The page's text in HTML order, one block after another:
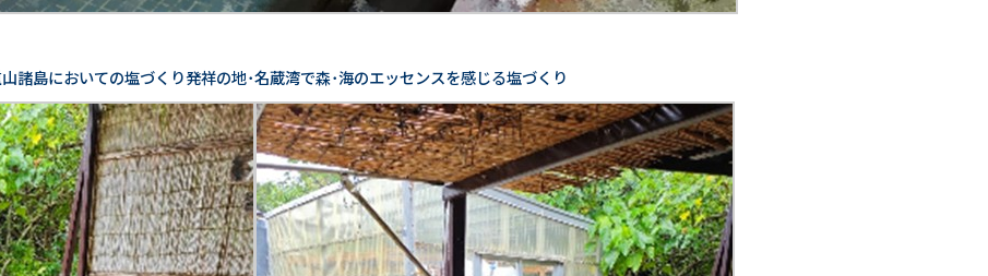
諸島においての塩づくり発祥の地･名蔵湾で森･海のエッセンスを感じる塩づくり